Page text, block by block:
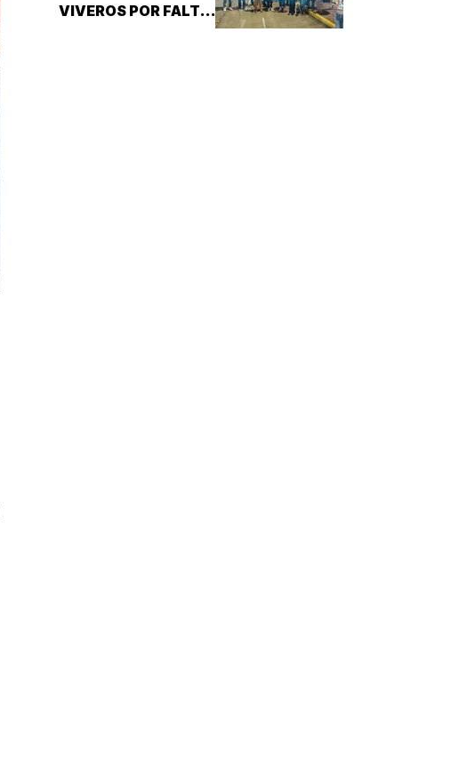
VIVEROS POR FALTA